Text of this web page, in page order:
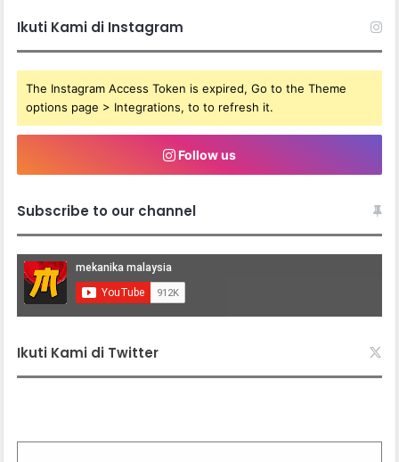
Ikuti Kami di Instagram
The Instagram Access Token is expired, Go to the Theme
options page > Integrations, to to refresh it.
Follow us
Subscribe to our channel
Ikuti Kami di Twitter